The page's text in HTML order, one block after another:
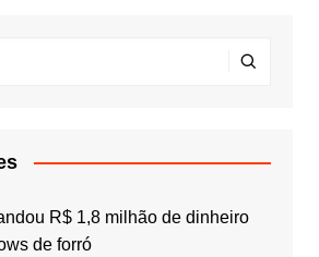
R$ 1,8 milhão de dinheiro
de forró